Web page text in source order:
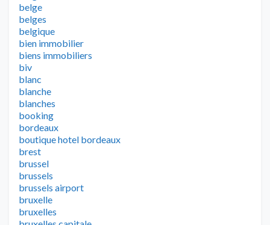
belge
belges
belgique
bien immobilier
biens immobiliers
biv
blanc
blanche
blanches
booking
bordeaux
boutique hotel bordeaux
brest
brussel
brussels
brussels airport
bruxelle
bruxelles